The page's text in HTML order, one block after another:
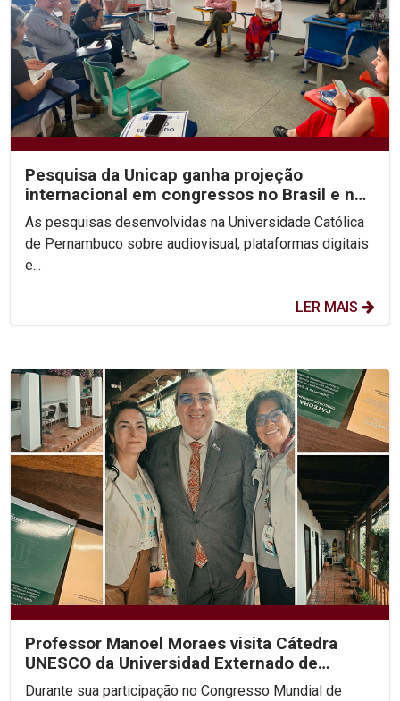
Pesquisa da Unicap ganha projeção
internacional em congressos no Brasil e no
México
As pesquisas desenvolvidas na Universidade Católica
de Pernambuco sobre audiovisual, plataformas digitais
e...
LER MAIS
Professor Manoel Moraes visita Cátedra
UNESCO da Universidad Externado de
Colombia
Durante sua participação no Congresso Mundial de